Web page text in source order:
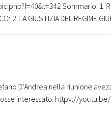
Sommario: 1.
2. LA GIUSTIZIA DEL REGIME
D’Andrea nella riunione
interessato. httpv://youtu.be/